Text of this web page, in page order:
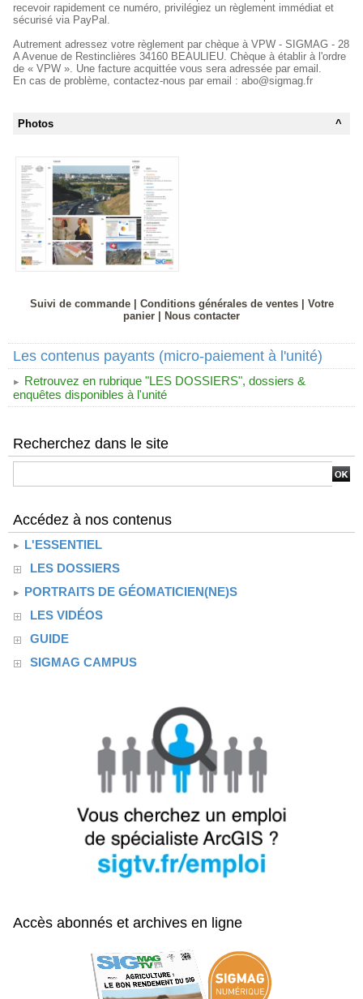
recevoir rapidement ce numéro, privilégiez un règlement immédiat et
sécurisé via PayPal.
Autrement adressez votre règlement par chèque à VPW - SIGMAG - 28
A Avenue de Restinclières 34160 BEAULIEU. Chèque à établir à l'ordre
de « VPW ». Une facture acquittée vous sera adressée par email.
En cas de problème, contactez-nous par email : abo@sigmag.fr
^
Photos
Suivi de commande Conditions générales de ventes
Votre
panier
Nous contacter
Les contenus payants (micro-paiement à l'unité)
Retrouvez en rubrique "LES DOSSIERS", dossiers &
enquêtes disponibles à l'unité
Recherchez dans le site
Accédez à nos contenus
L'ESSENTIEL
LES DOSSIERS
PORTRAITS DE GÉOMATICIEN(NE)S
LES VIDÉOS
GUIDE
SIGMAG CAMPUS
Accès abonnés et archives en ligne